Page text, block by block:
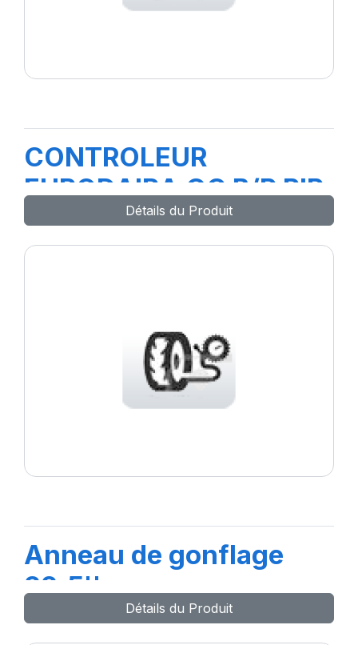
CONTROLEUR
EURODAIRA GC B/P PIP
38039-99Détails du Produit
Anneau de gonflage
22.5''
Détails du Produit